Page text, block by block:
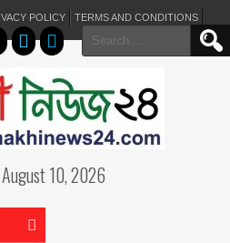
POLICY TERMS AND CONDITIONS
Search
for:
10, 2026